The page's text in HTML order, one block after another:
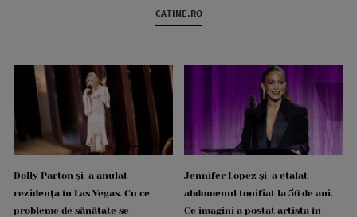
CATINE.RO
Dolly Parton și-a anulat
rezidența în Las Vegas. Cu ce
probleme de sănătate se
Jennifer Lopez și-a etalat
abdomenul tonifiat la 56 de ani.
Ce imagini a postat artista în